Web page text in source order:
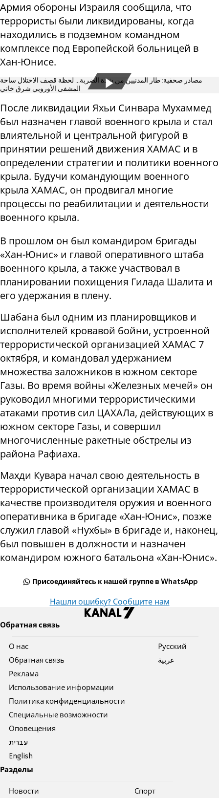
Армия обороны Израиля сообщила, что
террористы были ликвидированы, когда
находились в подземном командном
комплексе под Европейской больницей в
Хан-Юнисе.
مصادر صحفية: طار المدنيين من شدة الضربة... لحظة قصف الاحتلال ساحة
المشفى الأوروبي شرق خاني
После ликвидации Яхьи Синвара Мухаммед
был назначен главой военного крыла и стал
влиятельной и центральной фигурой в
принятии решений движения ХАМАС и в
определении стратегии и политики военного
крыла. Будучи командующим военного
крыла ХАМАС, он продвигал многие
процессы по реабилитации и деятельности
военного крыла.
В прошлом он был командиром бригады
«Хан-Юнис» и главой оперативного штаба
военного крыла, а также участвовал в
планировании похищения Гилада Шалита и
его удержания в плену.
Шабана был одним из планировщиков и
исполнителей кровавой бойни, устроенной
террористической организацией ХАМАС 7
октября, и командовал удержанием
множества заложников в южном секторе
Газы. Во время войны «Железных мечей» он
руководил многими террористическими
атаками против сил ЦАХАЛа, действующих в
южном секторе Газы, и совершил
многочисленные ракетные обстрелы из
района Рафиаха.
Махди Кувара начал свою деятельность в
террористической организации ХАМАС в
качестве производителя оружия и военного
оперативника в бригаде «Хан-Юнис», позже
служил главой «Нухбы» в бригаде и, наконец,
был повышен в должности и назначен
командиром южного батальона «Хан-Юнис».
Присоединяйтесь к нашей группе в WhatsApp
Нашли ошибку? Сообщите нам
Обратная связь
О нас
Обратная связь
Реклама
Использование информации
Политика конфиденциальности
Специальные возможности
Оповещения
עברית
English
Pусский
عربية
Разделы
Новости Спорт